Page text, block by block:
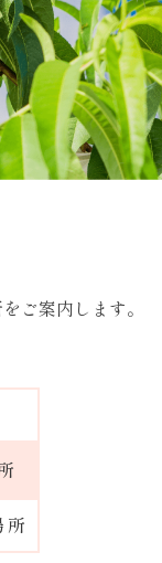
ご案内します。